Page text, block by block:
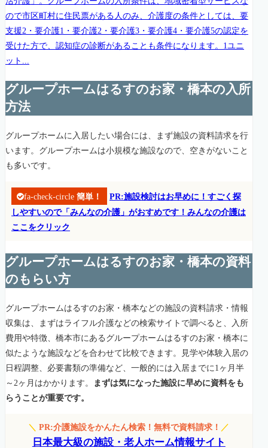
ので市区町村に住民票がある人のみ、介護度の条件としては、要
支援2・要介護1・要介護2・要介護3・要介護4・要介護5の認定を
受けた方で、認知症の診断があることも条件になります。1ユニ
ット...
グループホームはるすのお家・橋本の入所
方法
グループホームに入居したい場合には、まず施設の資料請求を行
います。グループホームは小規模な施設なので、空きがないこと
も多いです。
fa-check-circle 簡単！
PR:施設検討はお早めに！すごく探
しやすいので「みんなの介護」がおすめです！みんなの介護は
ここをクリック
グループホームはるすのお家・橋本の資料
のもらい方
グループホームはるすのお家・橋本などの施設の資料請求・情報
収集は、まずはライフル介護などの検索サイトで調べると、入所
費用や特徴、橋本市にあるグループホームはるすのお家・橋本に
似たような施設などを合わせて比較できます。見学や体験入居の
日程調整、必要書類の準備など、一般的には入居までに1ヶ月半
～2ヶ月はかかります。
まずは気になった施設に早めに資料をも
らうことが重要です。
＼PR:介護施設をかんたん検索！無料で資料請求！ ／
日本最大級の施設・老人ホーム情報サイト